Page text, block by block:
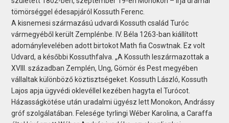
tömörséggel édesapjáról Kossuth Ferenc.
A kisnemesi származású udvardi Kossuth család Turóc
vármegyéből került Zemplénbe. IV. Béla 1263-ban kiállított
adománylevelében adott birtokot Math fia Coswtnak. Ez volt
Udvard, a későbbi Kossuthfalva. „A Kossuth leszármazottak a
XVIII. században Zemplén, Ung, Gömör és Pest megyében
vállaltak különböző köztisztségeket. Kossuth László, Kossuth
Lajos apja ügyvédi oklevéllel kezében hagyta el Turócot.
Házasságkötése után uradalmi ügyész lett Monokon, Andrássy
gróf szolgálatában. Felesége tyrlingi Wéber Karolina, a Caraffa